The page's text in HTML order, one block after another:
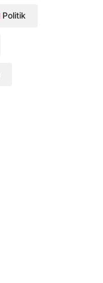
Politik